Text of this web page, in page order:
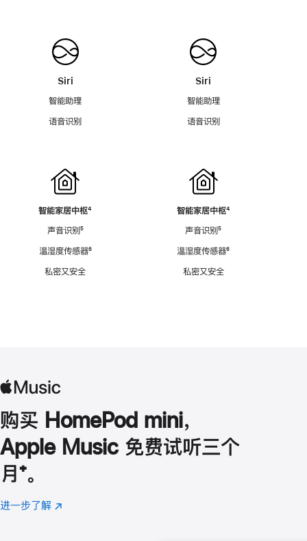
Siri
智能助理
语音识别
智能家居中枢脚
⁴
声音识别脚
⁵
温湿度传感器脚
⁶
私密又安全
Siri
智能助理
语音识别
智能家居中枢脚
⁴
声音识别脚
⁵
温湿度传感器脚
⁶
私密又安全
购买 HomePod mini，
Apple Music 免费试听三个
月 脚
注
⁺。
进一步了解 Apple
(在